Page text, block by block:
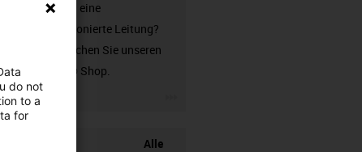
Sie suchen eine
unkonfektionierte Leitung?
Dann besuchen Sie unseren
chainflex® Shop.
Alle
do not
to a
for